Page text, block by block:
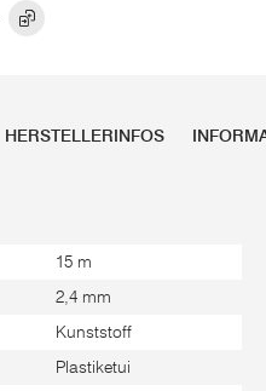
HERSTELLERINFOS
15 m
2,4 mm
Kunststoff
Plastiketui